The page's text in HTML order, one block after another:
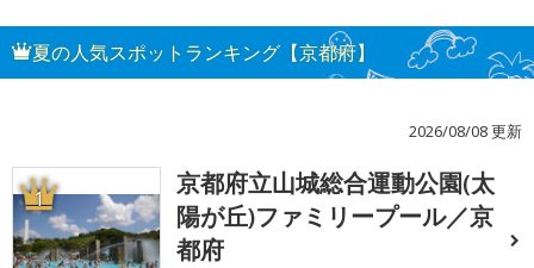
夏の人気スポットランキング【京都府】
2026/08/08 更新
1
京都府立山城総合運動公園(太
陽が丘)ファミリープール／京
都府